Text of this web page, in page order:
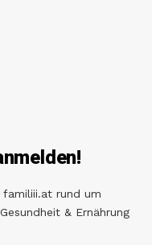
familiii.at rund um
& Ernährung